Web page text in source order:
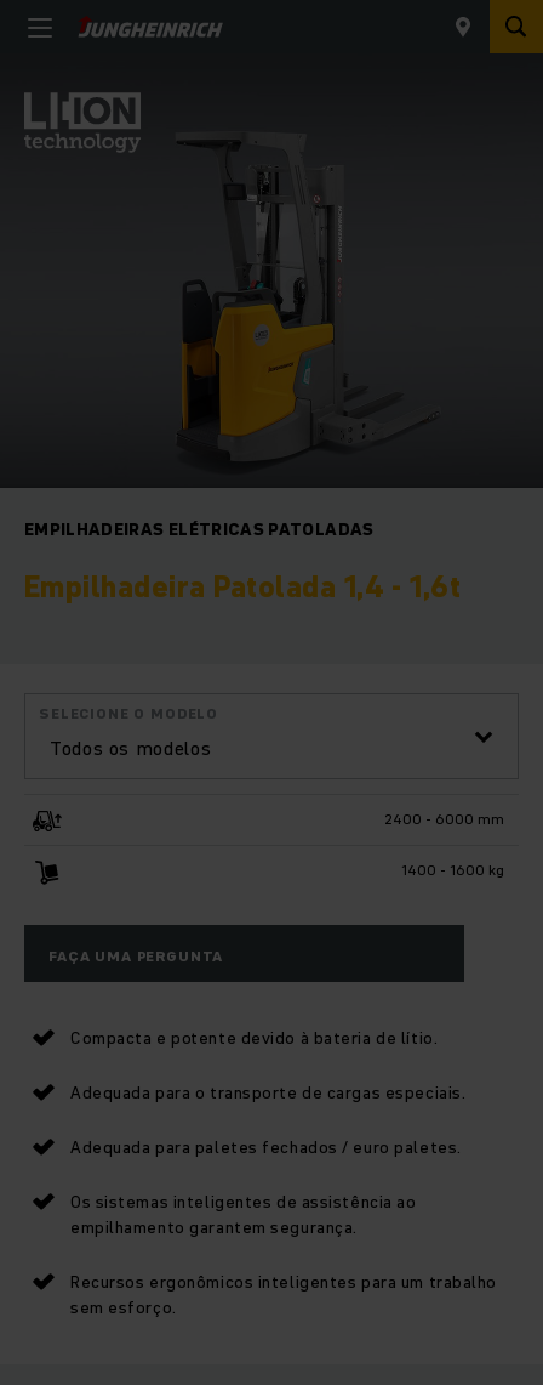
EMPILHADEIRAS ELÉTRICAS PATOLADAS
Empilhadeira Patolada 1,4 - 1,6t
Todos os modelos
SELECIONE O MODELO
2400 - 6000 mm
1400 - 1600 kg
FAÇA UMA PERGUNTA
Compacta e potente devido à bateria de lítio.
Adequada para o transporte de cargas especiais.
Adequada para paletes fechados / euro paletes.
Os sistemas inteligentes de assistência ao
empilhamento garantem segurança.
Recursos ergonômicos inteligentes para um trabalho
sem esforço.